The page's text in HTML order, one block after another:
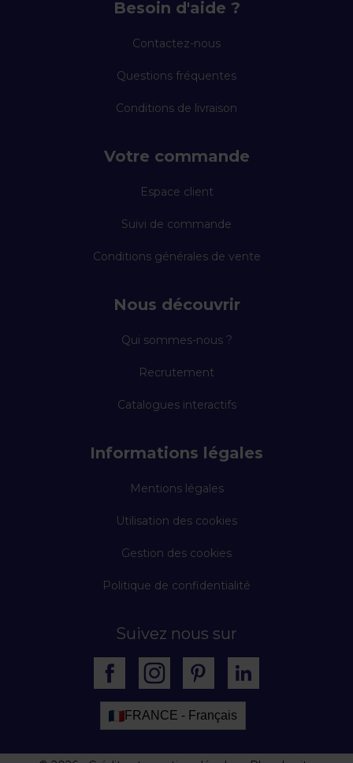
Besoin d'aide ?
Contactez-nous
Questions fréquentes
Conditions de livraison
Votre commande
Espace client
Suivi de commande
Conditions générales de vente
Nous découvrir
Qui sommes-nous ?
Recrutement
Catalogues interactifs
Informations légales
Mentions légales
Utilisation des cookies
Gestion des cookies
Politique de confidentialité
Suivez nous sur
FRANCE - Français